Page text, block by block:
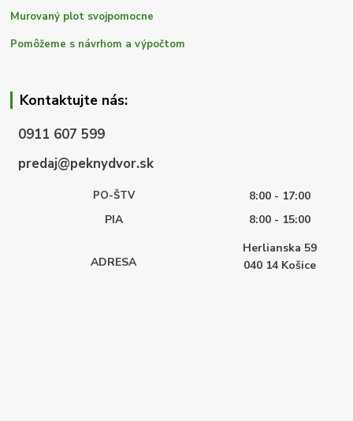
Murovaný plot svojpomocne
Pomôžeme s návrhom a výpočtom
Kontaktujte nás:
0911 607 599
predaj@peknydvor.sk
PO-ŠTV
8:00 - 17:00
PIA
8:00 - 15:00
ADRESA
Herlianska 59
040 14 Košice